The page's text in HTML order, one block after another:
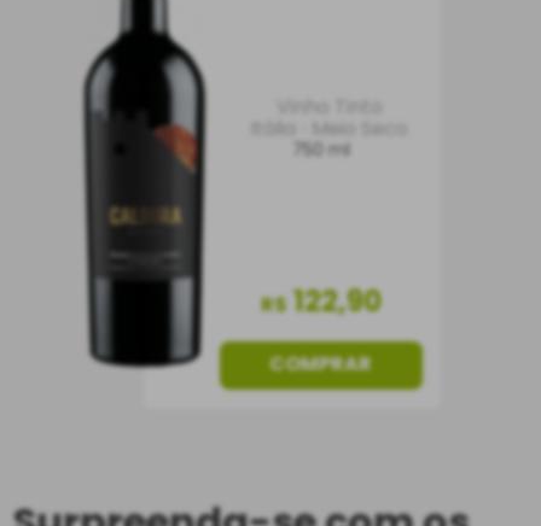
Meio Seco
750 ml
R$ 122,90
COMPRAR